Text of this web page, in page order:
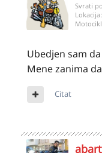
Svrati
Lokacija:
Ubedjen sam
Mene zanima
Citat